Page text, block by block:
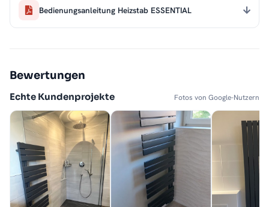
Bedienungsanleitung Heizstab ESSENTIAL
Bewertungen
Echte Kundenprojekte Fotos von Google-Nutzern